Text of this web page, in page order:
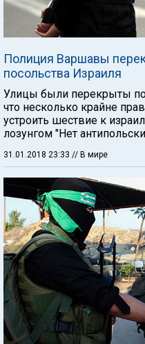
Полиция Варшавы
посольства Израиля
Улицы были перекрыты
что несколько крайне
устроить шествие к
лозунгом "Нет
31.01.2018 23:33 // В мире